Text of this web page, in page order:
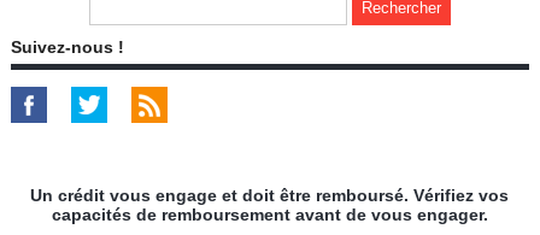
Suivez-nous !
Un crédit vous engage et doit être remboursé. Vérifiez vos
capacités de remboursement avant de vous engager.